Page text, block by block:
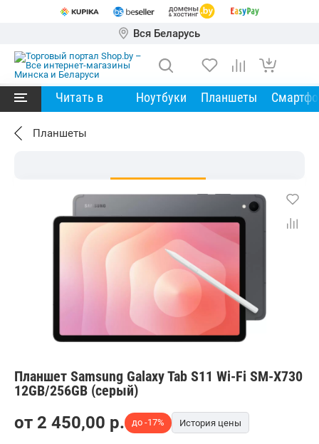
Вся Беларусь
Читать в Ноутбуки Планшеты
Планшеты
Планшет Samsung Galaxy Tab S11 Wi-Fi SM-X730
12GB/256GB (серый)
от 2 450,00 p. до -17% История цены